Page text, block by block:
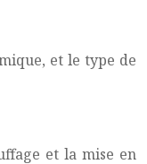
et le type de
et la mise en